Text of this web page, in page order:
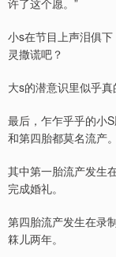
许了这个愿。”
小s在节目上声泪俱
灵撒谎吧？
大s的潜意识里似乎
最后，乍乍乎乎的小
和第四胎都莫名流产。
其中第一胎流产发生
完成婚礼。
第四胎流产发生在录
箖儿两年。